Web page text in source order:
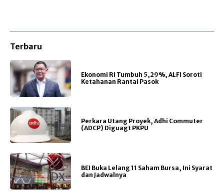
Terbaru
Ekonomi RI Tumbuh 5,29%, ALFI Soroti
Ketahanan Rantai Pasok
Perkara Utang Proyek, Adhi Commuter
(ADCP) Diguagt PKPU
BEI Buka Lelang 11 Saham Bursa, Ini Syarat
dan Jadwalnya